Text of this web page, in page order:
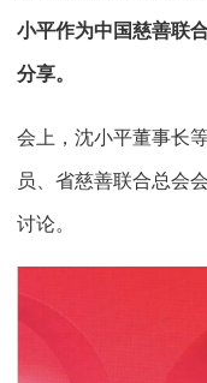
小平作为中国慈善联
分享。
会上，沈小平董事长
员、省慈善联合总会
讨论。